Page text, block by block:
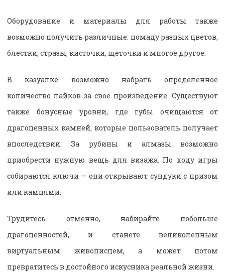
Оборудование и материалы для работы также
возможно получить различные: помаду разных цветов,
блестки, стразы, кисточки, щеточки и многое другое.
В казуалке возможно набрать определенное
количество лайков за свое произведение. Существуют
также бонусные уровни, где губы очищаются от
драгоценных камней, которые пользователь получает
впоследствии. За рубины и алмазы возможно
приобрести нужную вещь для визажа. По ходу игры
собираются ключи — они открывают сундуки с призом
или камнями.
Трудитесь отменно, набирайте побольше
драгоценностей, и станете великолепным
виртуальным живописцем, а может потом
превратитесь в достойного искусника реальной жизни.